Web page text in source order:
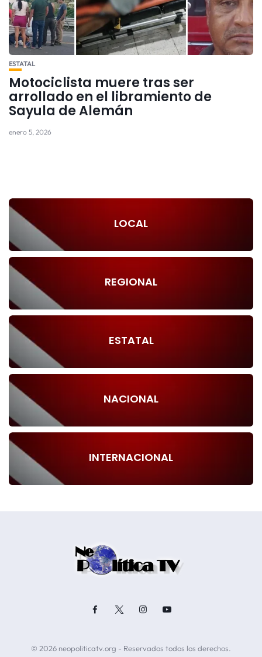
ESTATAL
Motociclista muere tras ser
arrollado en el libramiento de
Sayula de Alemán
enero 5, 2026
LOCAL
REGIONAL
ESTATAL
NACIONAL
INTERNACIONAL
© 2026 neopoliticatv.org - Reservados todos los derechos.